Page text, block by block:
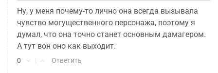
Ну, у меня почему-то лично она всегда вызывала
чувство могущественного персонажа, поэтому я
думал, что она точно станет основным дамагером.
А тут вон оно как выходит.
0 | Ответить